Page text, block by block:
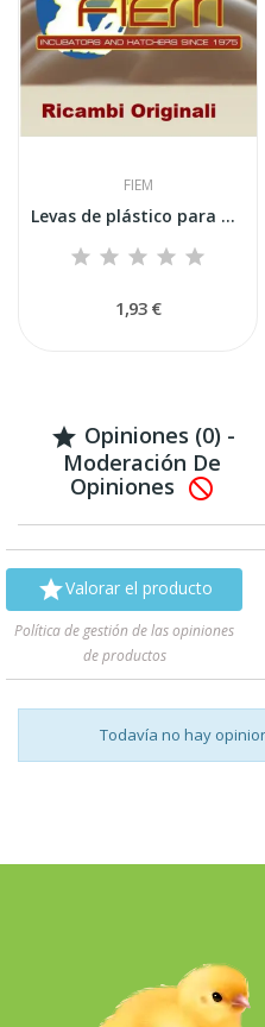
FIEM
Levas de plástico para motorreductores de...
1,93 €
 Opiniones (0) -
Moderación De
Opiniones 
Valorar el producto
Política de gestión de las opiniones
de productos
Todavía no hay